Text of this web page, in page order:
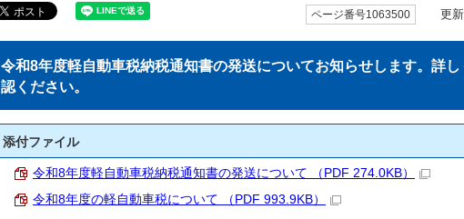
ページ番号1063500 更新
令和8年度軽自動車税納税通知書の発送についてお知らせします。詳
認ください。
添付ファイル
令和8年度軽自動車税納税通知書の発送について （PDF 274.0KB）
令和8年度の軽自動車税について （PDF 993.9KB）